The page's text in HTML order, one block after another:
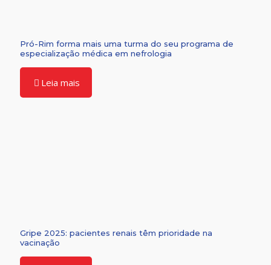
Pró-Rim forma mais uma turma do seu programa de
especialização médica em nefrologia
Leia mais
Gripe 2025: pacientes renais têm prioridade na
vacinação